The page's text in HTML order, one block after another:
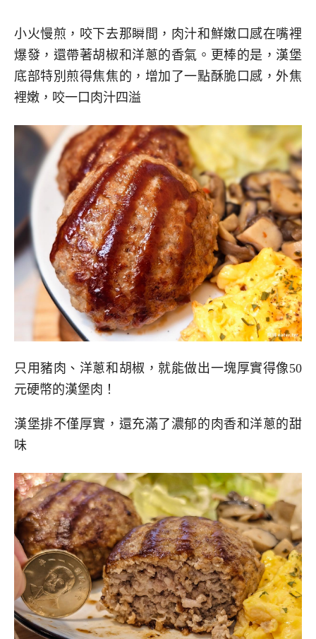
小火慢煎，咬下去那瞬間，肉汁和鮮嫩口感在嘴裡
爆發，還帶著胡椒和洋蔥的香氣。更棒的是，漢堡
底部特別煎得焦焦的，增加了一點酥脆口感，外焦
裡嫩，咬一口肉汁四溢
只用豬肉、洋蔥和胡椒，就能做出一塊厚實得像50
元硬幣的漢堡肉！
漢堡排不僅厚實，還充滿了濃郁的肉香和洋蔥的甜
味